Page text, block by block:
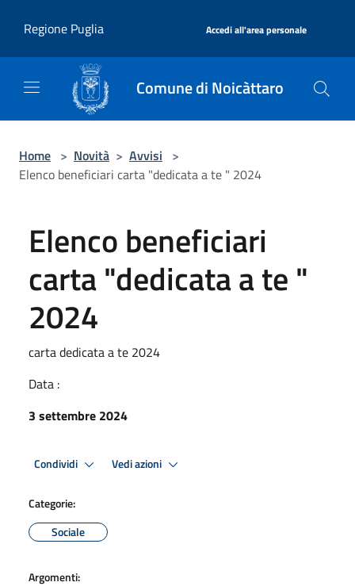
Regione Puglia
Accedi all'area personale
Comune di Noicàttaro
Home > Novità > Avvisi >
Elenco beneficiari carta "dedicata a te " 2024
Elenco beneficiari
carta "dedicata a te "
2024
carta dedicata a te 2024
Data :
3 settembre 2024
Condividi Vedi azioni
Categorie:
Sociale
Argomenti: